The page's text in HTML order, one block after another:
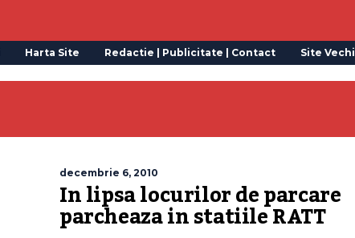
Harta Site Redactie | Publicitate | Contact Site Vechi
decembrie 6, 2010
In lipsa locurilor de parcare
parcheaza in statiile RATT